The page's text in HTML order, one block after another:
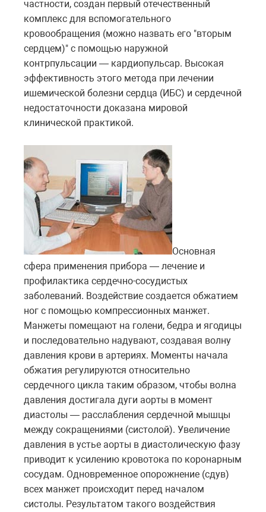
частности, создан первый отечественный
комплекс для вспомогательного
кровообращения (можно назвать его "вторым
сердцем)" с помощью наружной
контрпульсации — кардиопульсар. Высокая
эффективность этого метода при лечении
ишемической болезни сердца (ИБС) и сердечной
недостаточности доказана мировой
клинической практикой.
Основная
сфера применения прибора — лечение и
профилактика сердечно-сосудистых
заболеваний. Воздействие создается обжатием
ног с помощью компрессионных манжет.
Манжеты помещают на голени, бедра и ягодицы
и последовательно надувают, создавая волну
давления крови в артериях. Моменты начала
обжатия регулируются относительно
сердечного цикла таким образом, чтобы волна
давления достигала дуги аорты в момент
диастолы — расслабления сердечной мышцы
между сокращениями (систолой). Увеличение
давления в устье аорты в диастолическую фазу
приводит к усилению кровотока по коронарным
сосудам. Одновременное опорожнение (сдув)
всех манжет происходит перед началом
систолы. Результатом такого воздействия